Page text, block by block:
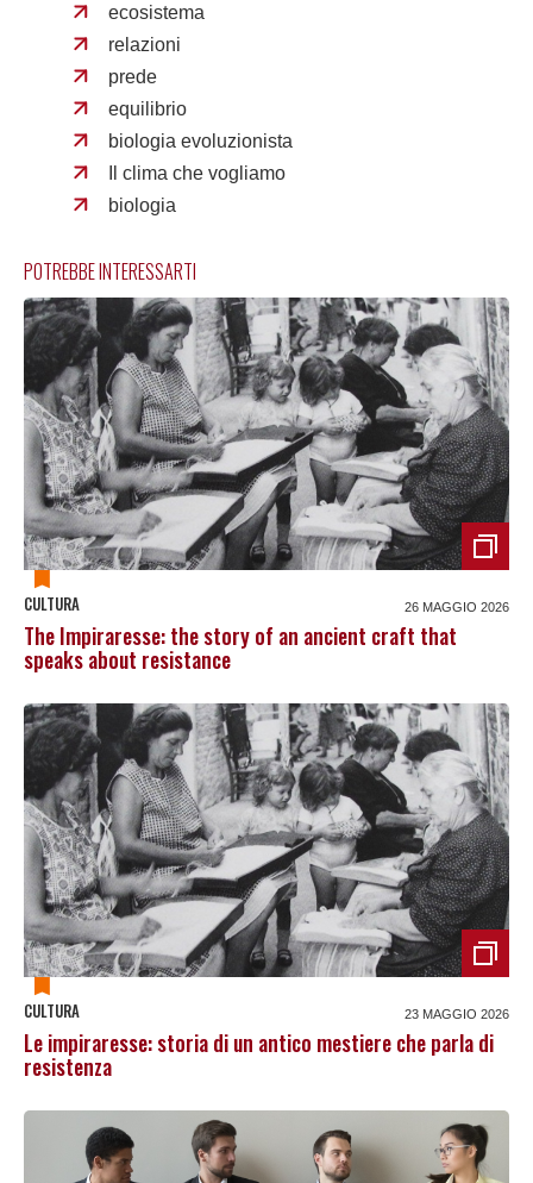
ecosistema
relazioni
prede
equilibrio
biologia evoluzionista
Il clima che vogliamo
biologia
POTREBBE INTERESSARTI
CULTURA 26 MAGGIO 2026
The Impiraresse: the story of an ancient craft that
speaks about resistance
CULTURA 23 MAGGIO 2026
Le impiraresse: storia di un antico mestiere che parla di
resistenza